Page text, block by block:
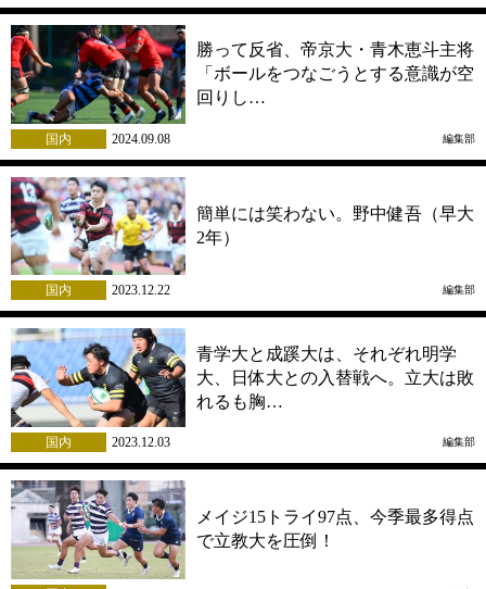
勝って反省、帝京大・青木恵斗主将
「ボールをつなごうとする意識が空
回りし…
国内 2024.09.08 編集部
簡単には笑わない。野中健吾（早大
2年）
国内 2023.12.22 編集部
青学大と成蹊大は、それぞれ明学
大、日体大との入替戦へ。立大は敗
れるも胸…
国内 2023.12.03 編集部
メイジ15トライ97点、今季最多得点
で立教大を圧倒！